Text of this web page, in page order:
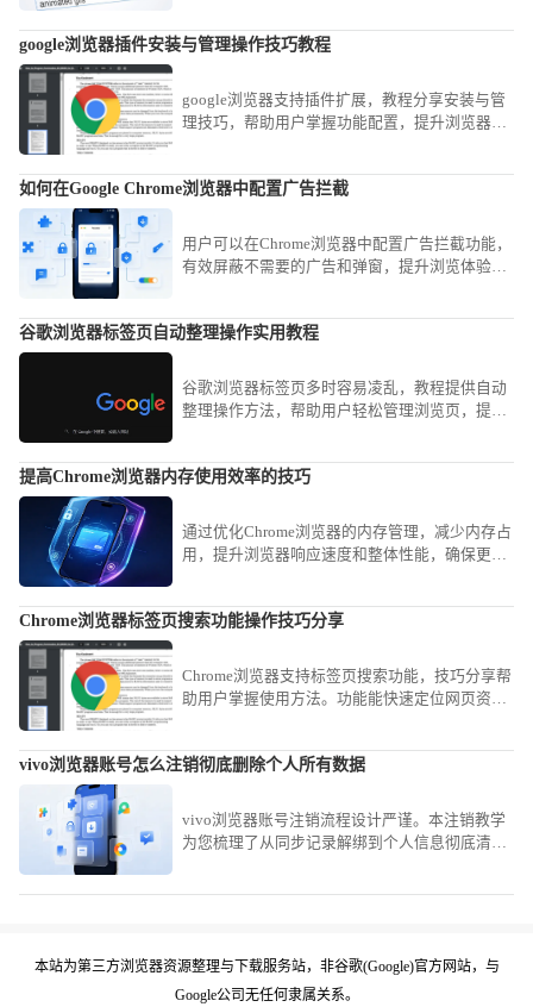
器集群的访问速度，助您抢先体验谷歌浏览器强
带来的革命。
google浏览器插件安装与管理操作技巧教程
google浏览器支持插件扩展，教程分享安装与管
理技巧，帮助用户掌握功能配置，提升浏览器使
如何在Google Chrome浏览器中配置广告拦截
用户可以在Chrome浏览器中配置广告拦截功能，
有效屏蔽不需要的广告和弹窗，提升浏览体验并
谷歌浏览器标签页自动整理操作实用教程
谷歌浏览器标签页多时容易凌乱，教程提供自动
整理操作方法，帮助用户轻松管理浏览页，提高
提高Chrome浏览器内存使用效率的技巧
通过优化Chrome浏览器的内存管理，减少内存占
用，提升浏览器响应速度和整体性能，确保更流
Chrome浏览器标签页搜索功能操作技巧分享
Chrome浏览器支持标签页搜索功能，技巧分享帮
助用户掌握使用方法。功能能快速定位网页资
vivo浏览器账号怎么注销彻底删除个人所有数据
vivo浏览器账号注销流程设计严谨。本注销教学
为您梳理了从同步记录解绑到个人信息彻底清空
本站为第三方浏览器资源整理与下载服务站，非谷歌(Google)官方网站，与
Google公司无任何隶属关系。